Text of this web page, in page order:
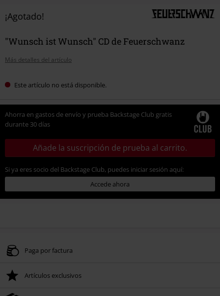
¡Agotado!
"Wunsch ist Wunsch" CD de Feuerschwanz
Más detalles del artículo
Este artículo no está disponible.
Ahorra en gastos de envío y prueba Backstage Club gratis
durante 30 días
Añade la suscripción de prueba al carrito.
Si ya eres socio del Backstage Club, puedes iniciar sesión aquí:
Accede ahora
Paga por factura
Artículos exclusivos